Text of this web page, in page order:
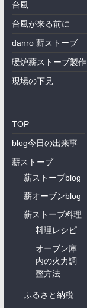
台風
台風が来る前に
danro 薪ストーブ
暖炉薪ストーブ製作
現場の下見
TOP
blog今日の出来事
薪ストーブ
薪ストーブblog
薪オーブンblog
薪ストーブ料理
料理レシピ
オーブン庫
内の火力調
整方法
ふるさと納税